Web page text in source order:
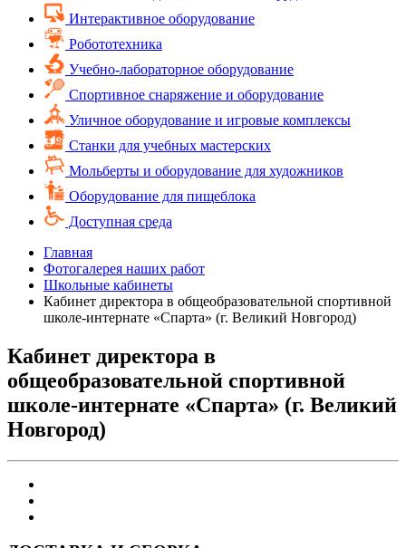
Интерактивное оборудование
Робототехника
Учебно-лабораторное оборудование
Спортивное снаряжение и оборудование
Уличное оборудование и игровые комплексы
Cтанки для учебных мастерских
Мольберты и оборудование для художников
Оборудование для пищеблока
Доступная среда
Главная
Фотогалерея наших работ
Школьные кабинеты
Кабинет директора в общеобразовательной спортивной
школе-интернате «Спарта» (г. Великий Новгород)
Кабинет директора в
общеобразовательной спортивной
школе-интернате «Спарта» (г. Великий
Новгород)